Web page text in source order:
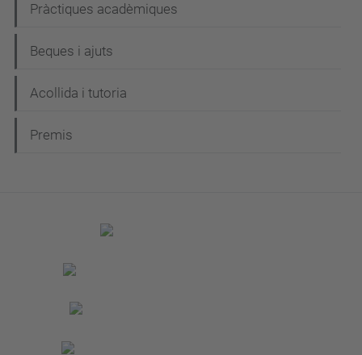
Pràctiques acadèmiques
Beques i ajuts
Acollida i tutoria
Premis